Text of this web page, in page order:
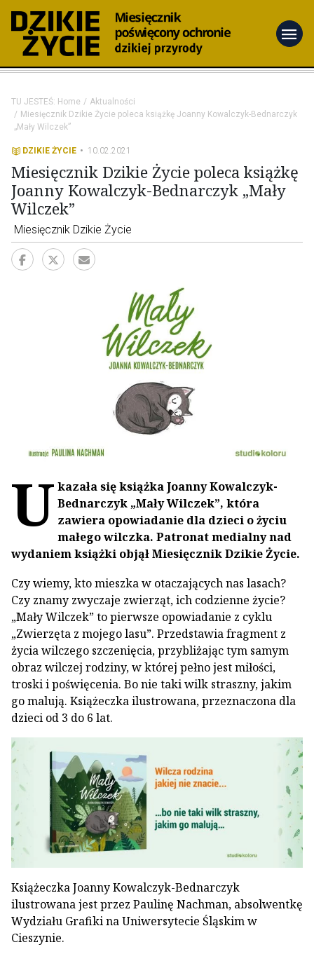
menu
TU JESTEŚ: Home
Aktualności
Miesięcznik Dzikie Życie poleca książkę Joanny Kowalczyk-Bednarczyk
„Mały Wilczek”
DZIKIE ŻYCIE 10.02.2021
Miesięcznik Dzikie Życie poleca książkę
Joanny Kowalczyk-Bednarczyk „Mały
Wilczek”
Miesięcznik Dzikie Życie
U kazała się książkaJoanny Kowalczyk-
Bednarczyk „Mały Wilczek”, która
zawiera opowiadanie dla dzieci o życiu
małego wilczka. Patronat medialny nad
wydaniem książki objął Miesięcznik Dzikie Życie.
Czy wiemy, kto mieszka w otaczających nas lasach?
Czy znamy zwyczaje zwierząt, ich codzienne życie?
„Mały Wilczek” to pierwsze opowiadanie z cyklu
„Zwierzęta z mojego lasu”. Przedstawia fragment z
życia wilczego szczenięcia, przybliżając tym samym
obraz wilczej rodziny, w której pełno jest miłości,
troski i poświęcenia. Bo nie taki wilk straszny, jakim
go malują. Książeczka ilustrowana, przeznaczona dla
dzieci od 3 do 6 lat.
Książeczka Joanny Kowalczyk-Bednarczyk
ilustrowana jest przez Paulinę Nachman, absolwentkę
Wydziału Grafiki na Uniwersytecie Śląskim w
Cieszynie.